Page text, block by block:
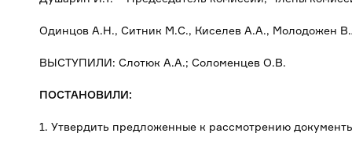
Одинцов А.Н., Ситник М.С., Киселев А.А., Молодожен
ВЫСТУПИЛИ: Слотюк А.А.; Соломенцев О.В.
ПОСТАНОВИЛИ:
1. Утвердить предложенные к рассмотрению